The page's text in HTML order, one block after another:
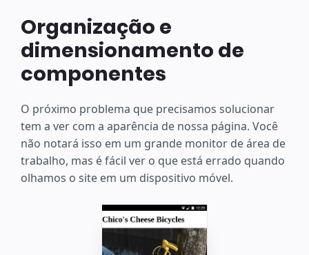
Organização e
dimensionamento de
componentes
O próximo problema que precisamos solucionar
tem a ver com a aparência de nossa página. Você
não notará isso em um grande monitor de área de
trabalho, mas é fácil ver o que está errado quando
olhamos o site em um dispositivo móvel.